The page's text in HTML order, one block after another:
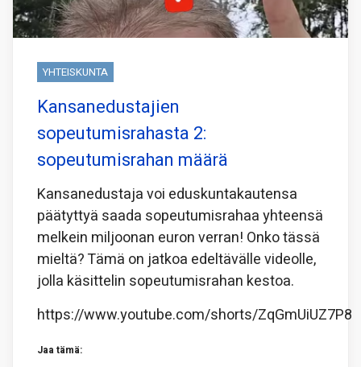
YHTEISKUNTA
Kansanedustajien
sopeutumisrahasta 2:
sopeutumisrahan määrä
Kansanedustaja voi eduskuntakautensa
päätyttyä saada sopeutumisrahaa yhteensä
melkein miljoonan euron verran! Onko tässä
mieltä? Tämä on jatkoa edeltävälle videolle,
jolla käsittelin sopeutumisrahan kestoa.
https://www.youtube.com/shorts/ZqGmUiUZ7P8
Jaa tämä: